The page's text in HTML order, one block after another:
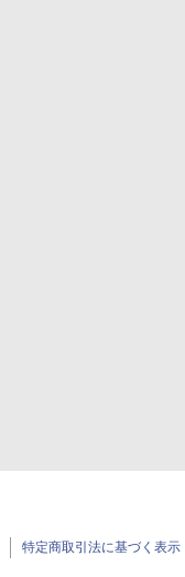
特定商取引法に基づく表示